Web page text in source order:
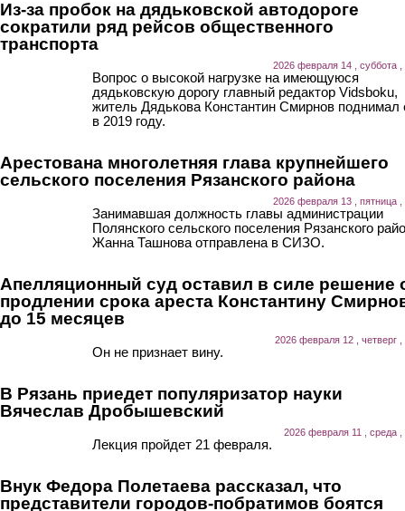
Из-за пробок на дядьковской автодороге
сократили ряд рейсов общественного
транспорта
2026 февраля 14 , суббота ,
Вопрос о высокой нагрузке на имеющуюся
дядьковскую дорогу главный редактор Vidsboku,
житель Дядькова Константин Смирнов поднимал
в 2019 году.
Арестована многолетняя глава крупнейшего
сельского поселения Рязанского района
2026 февраля 13 , пятница ,
Занимавшая должность главы администрации
Полянского сельского поселения Рязанского
Жанна Ташнова отправлена в СИЗО.
Апелляционный суд оставил в силе решение
продлении срока ареста Константину
до 15 месяцев
2026 февраля 12 , четверг ,
Он не признает вину.
В Рязань приедет популяризатор науки
Вячеслав Дробышевский
2026 февраля 11 , среда ,
Лекция пройдет 21 февраля.
Внук Федора Полетаева рассказал, что
представители городов-побратимов боятся